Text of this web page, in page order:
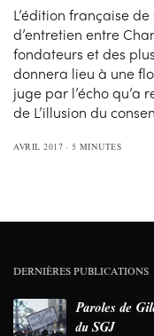
L’édition française
d’entretien entre
fondateurs et des
donnera lieu à une
juge par l’écho qu’a
de L’illusion du
AVRIL 2017 5 MINUTES
DERNIÈRES PUBLICATIONS
Paroles de
du SGJ